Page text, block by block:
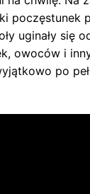
poczęstunek
uginały się
owoców i
po